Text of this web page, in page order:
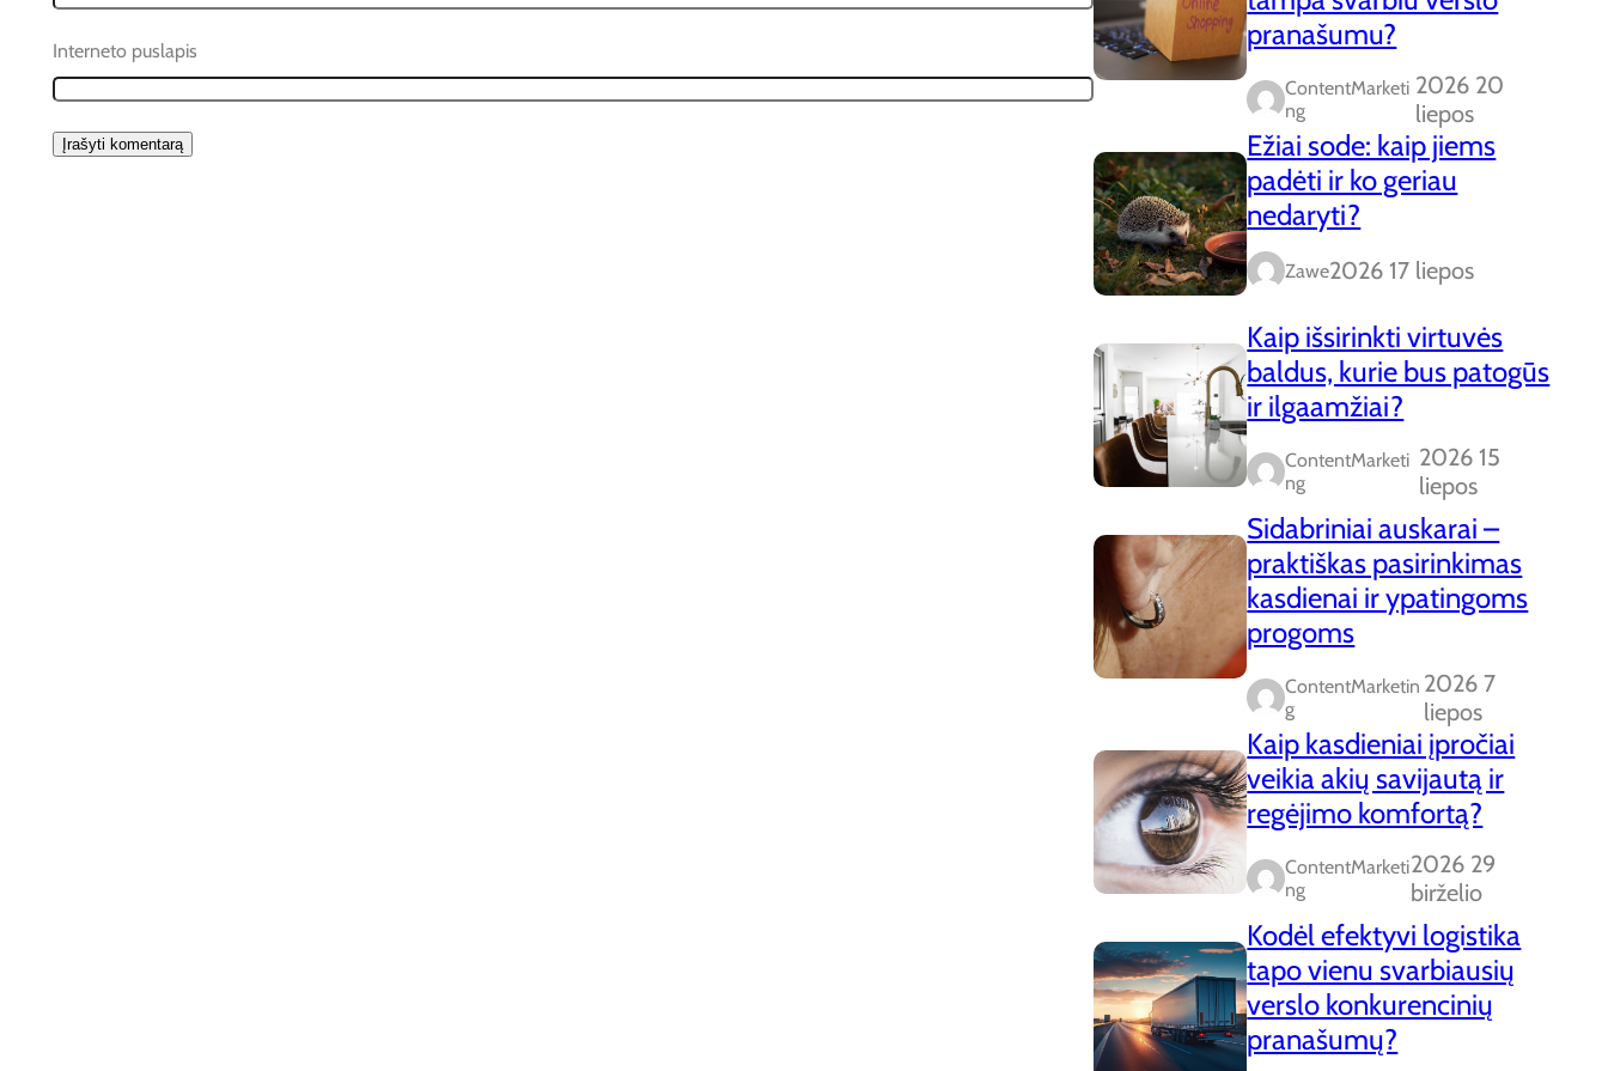
Interneto puslapis
pranašumu?
ContentMarketi
Ng
2026 20
liepos
Ežiai sode: kaip jiems
padėti ir ko geriau
nedaryti?
Zawe2026 17 liepos
Kaip išsirinkti virtuvės
baldus, kurie bus patogūs
ir ilgaamžiai?
ContentMarketi
Ng
2026 15
liepos
Sidabriniai auskarai –
praktiškas pasirinkimas
kasdienai ir ypatingoms
progoms
ContentMarketin
G
2026 7
liepos
Kaip kasdieniai įpročiai
veikia akių savijautą ir
regėjimo komfortą?
ContentMarketi
Ng
2026 29
birželio
Kodėl efektyvi logistika
tapo vienu svarbiausių
verslo konkurencinių
pranašumų?